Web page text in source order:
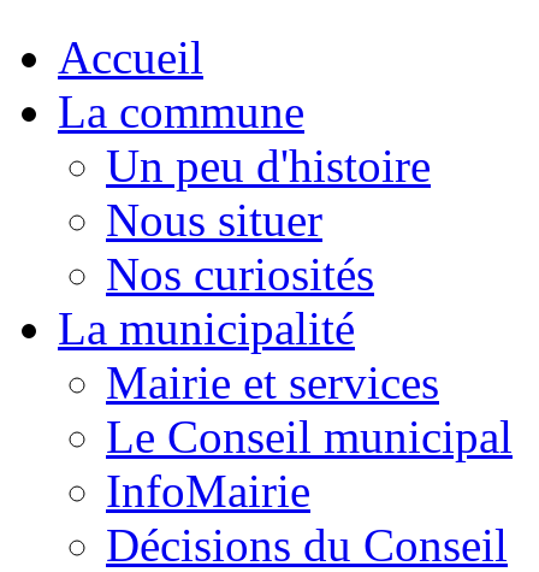
Accueil
La commune
Un peu d'histoire
Nous situer
Nos curiosités
La municipalité
Mairie et services
Le Conseil municipal
InfoMairie
Décisions du Conseil